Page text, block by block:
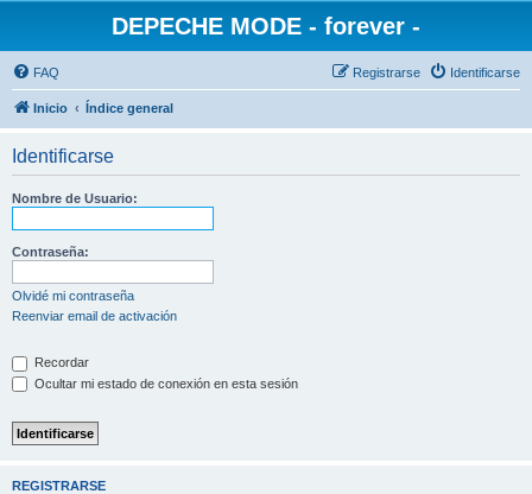
DEPECHE MODE - forever -
FAQ Identificarse
Registrarse
Inicio Índice general
Identificarse
Nombre de Usuario:
Contraseña:
Olvidé mi contraseña
Reenviar email de activación
Recordar
Ocultar mi estado de conexión en esta sesión
REGISTRARSE